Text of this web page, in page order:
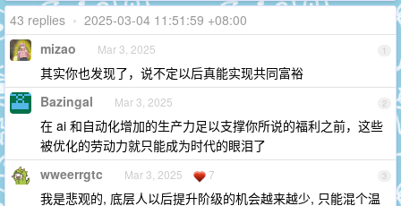
43 replies • 2025-03-04 11:51:59 +08:00
1
mizao Mar 3, 2025
其实你也发现了，说不定以后真能实现共同富裕
2
Bazingal Mar 3, 2025
在 ai 和自动化增加的生产力足以支撑你所说的福利之前，这些
被优化的劳动力就只能成为时代的眼泪了
3
wweerrgtc Mar 3, 2025 7
我是悲观的, 底层人以后提升阶级的机会越来越少, 只能混个温